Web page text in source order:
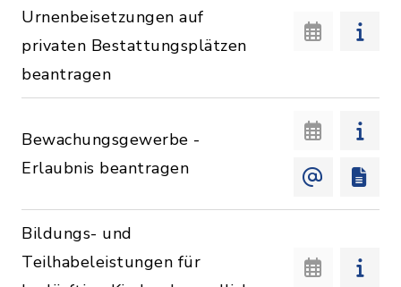
Urnenbeisetzungen auf
privaten Bestattungsplätzen
beantragen
Bewachungsgewerbe -
Erlaubnis beantragen
Bildungs- und
Teilhabeleistungen für